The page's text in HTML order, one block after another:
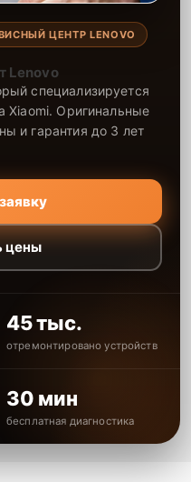
ЦЕНТР LENOVO
Lenovo
специализируется
Xiaomi. Оригинальные
и гарантия до 3 лет
цены
45 тыс.
отремонтировано устройств
30 мин
бесплатная диагностика